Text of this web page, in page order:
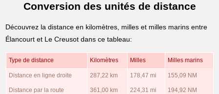
Conversion des unités de distance
Découvrez la distance en kilomètres, milles et milles marins entre
Élancourt et Le Creusot dans ce tableau:
Type de distance Kilomètres Milles Milles marins
Distance en ligne droite 287,22 km 178,47 mi 155,09 NM
Distance par la route 361,00 km 224,31 mi 194,92 NM